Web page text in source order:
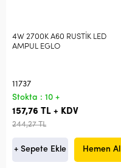
4W 2700K A60 RUSTİK LED
AMPUL EGLO
11737
Stokta : 10 +
157,76 TL + KDV
244,27 TL
+ Sepete Ekle Hemen Al